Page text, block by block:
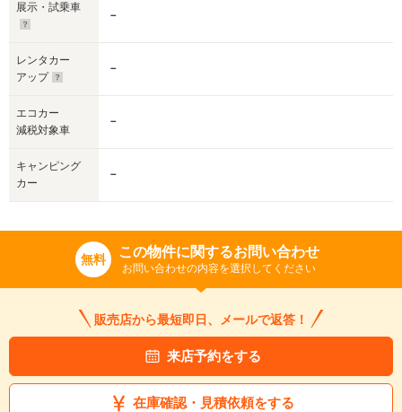
展示・試乗車
－
レンタカー
アップ
－
エコカー
減税対象車
－
キャンピング
カー
－
無料 この物件に関するお問い合わせ
お問い合わせの内容を選択してください
販売店から最短即日、メールで返答！
来店予約をする
在庫確認・見積依頼をする